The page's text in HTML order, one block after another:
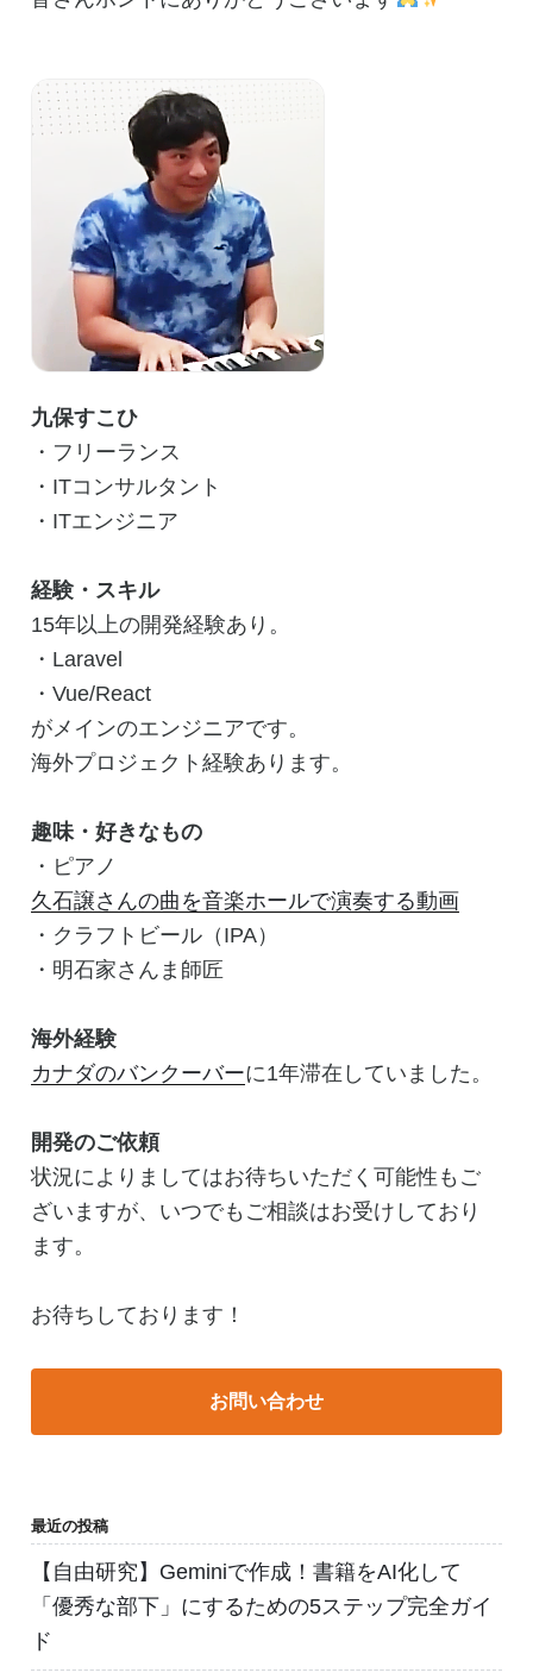
九保すこひ
・フリーランス
・ITコンサルタント
・ITエンジニア
経験・スキル
15年以上の開発経験あり。
・Laravel
・Vue/React
がメインのエンジニアです。
海外プロジェクト経験あります。
趣味・好きなもの
・ピアノ
久石譲さんの曲を音楽ホールで演奏する動画
・クラフトビール（IPA）
・明石家さんま師匠
海外経験
カナダのバンクーバーに1年滞在していました。
開発のご依頼
状況によりましてはお待ちいただく可能性もご
ざいますが、いつでもご相談はお受けしており
ます。
お待ちしております！
お問い合わせ
最近の投稿
【自由研究】Geminiで作成！書籍をAI化して
「優秀な部下」にするための5ステップ完全ガイ
ド